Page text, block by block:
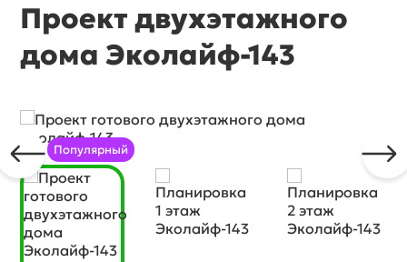
Проект двухэтажного
дома Эколайф-143
Популярный